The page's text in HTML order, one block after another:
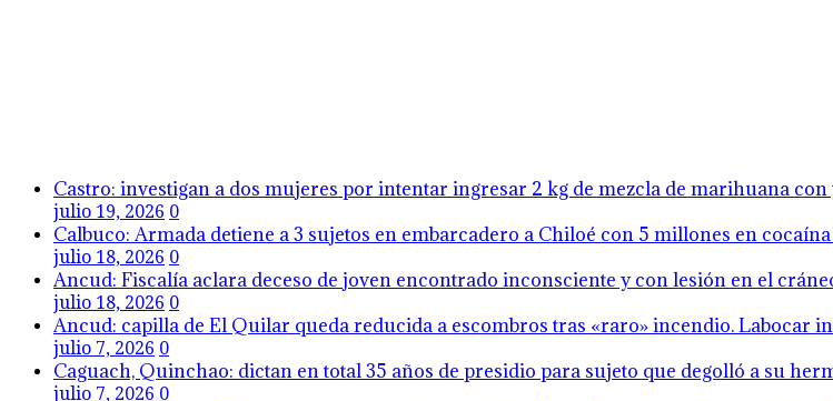
Castro: investigan a dos mujeres por intentar ingresar 2 kg de mezcla de marihuana
julio 19, 2026 0
Calbuco: Armada detiene a 3 sujetos en embarcadero a Chiloé con 5 millones en
julio 18, 2026 0
Ancud: Fiscalía aclara deceso de joven encontrado inconsciente y con lesión en el
julio 18, 2026 0
Ancud: capilla de El Quilar queda reducida a escombros tras «raro» incendio. Labocar
julio 7, 2026 0
Caguach, Quinchao: dictan en total 35 años de presidio para sujeto que degolló a su
julio 7, 2026 0